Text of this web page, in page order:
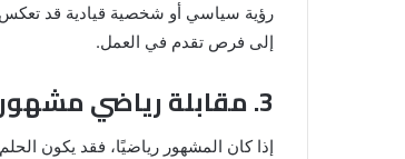
رؤية سياسي أو شخصية قيادية قد تعكس
إلى فرص تقدم في العمل.
3. مقابلة رياضي مشهور
إذا كان المشهور رياضيًا، فقد يكون